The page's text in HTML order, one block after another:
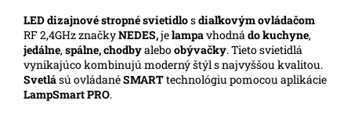
LED dizajnové stropné svietidlosdiaľkovým ovládačom
RF 2,4GHz značkyNEDES,jelampavhodnádo kuchyne,
jedálne,spálne, chodbyaleboobývačky.Tieto svietidlá
vynikajúco kombinujú moderný štýl s najvyššou kvalitou.
Svetlású ovládanéSMARTtechnológiu pomocou aplikácie
LampSmart PRO.